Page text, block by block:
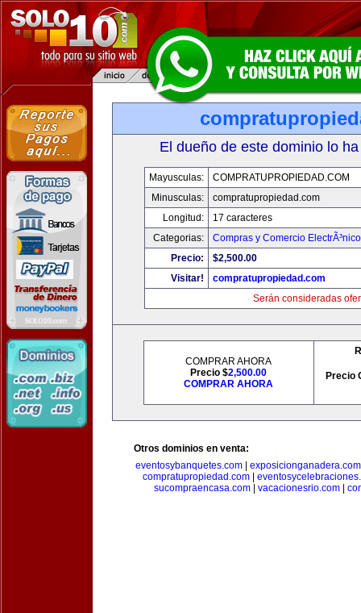
El dueño de este dominio lo
Mayusculas:
COMPRATUPROPIEDAD.COM
Minusculas:
compratupropiedad.com
Longitud:
17 caracteres
Categorias:
Compras y Comercio ElectrÃ³nico
Precio:
$2,500.00
Visitar!
compratupropiedad.com
Serán consideradas
COMPRAR AHORA
Precio $2,500.00
COMPRAR AHORA
Precio
Otros dominios en venta:
eventosybanquetes.com| exposicionganadera.com
compratupropiedad.com
sucompraencasa.com| vacacionesrio.com|